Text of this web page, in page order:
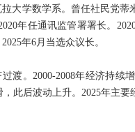
大学数学系。曾任社民党蒂
年任通讯监管署署长。
年6月当选众议长。
渡。2000-2008年经济持续
此后波动上升。2025年主要